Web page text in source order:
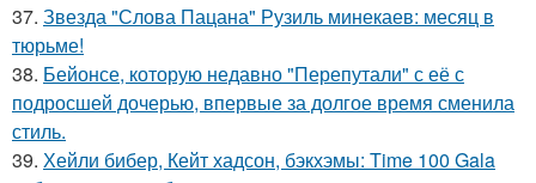
37. Звезда "Слова Пацана" Рузиль минекаев: месяц в
тюрьме!
38. Бейонсе, которую недавно "Перепутали" с её с
подросшей дочерью, впервые за долгое время сменила
стиль.
39. Хейли бибер, Кейт хадсон, бэкхэмы: Time 100 Gala